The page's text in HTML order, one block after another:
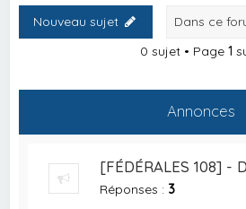
Nouveau sujet
0 sujet • Page 1
Annonces
[FÉDÉRALES 108] -
Réponses : 3